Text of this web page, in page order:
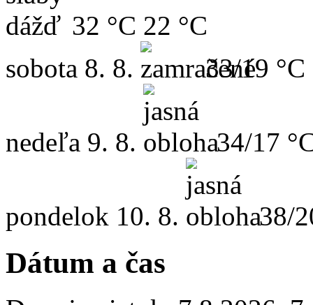
32 °C 22 °C
sobota 8. 8. 33/19 °C
nedeľa 9. 8. 34/17
pondelok 10. 8. 38/
Dátum a čas